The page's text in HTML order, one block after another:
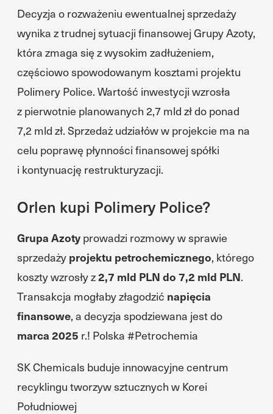
Decyzja o rozważeniu ewentualnej sprzedaży
wynika z trudnej sytuacji finansowej Grupy Azoty,
która zmaga się z wysokim zadłużeniem,
częściowo spowodowanym kosztami projektu
Polimery Police. Wartość inwestycji wzrosła
z pierwotnie planowanych 2,7 mld zł do ponad
7,2 mld zł. Sprzedaż udziałów w projekcie ma na
celu poprawę płynności finansowej spółki
i kontynuację restrukturyzacji.
Orlen kupi Polimery Police?
Grupa Azoty prowadzi rozmowy w sprawie
sprzedaży projektu petrochemicznego, którego
koszty wzrosły z2,7 mld PLN do 7,2 mld PLN.
Transakcja mogłaby złagodzić napięcia
finansowe, a decyzja spodziewana jest do
marca 2025 r.! Polska #Petrochemia
SK Chemicals buduje innowacyjne centrum
recyklingu tworzyw sztucznych w Korei
Południowej